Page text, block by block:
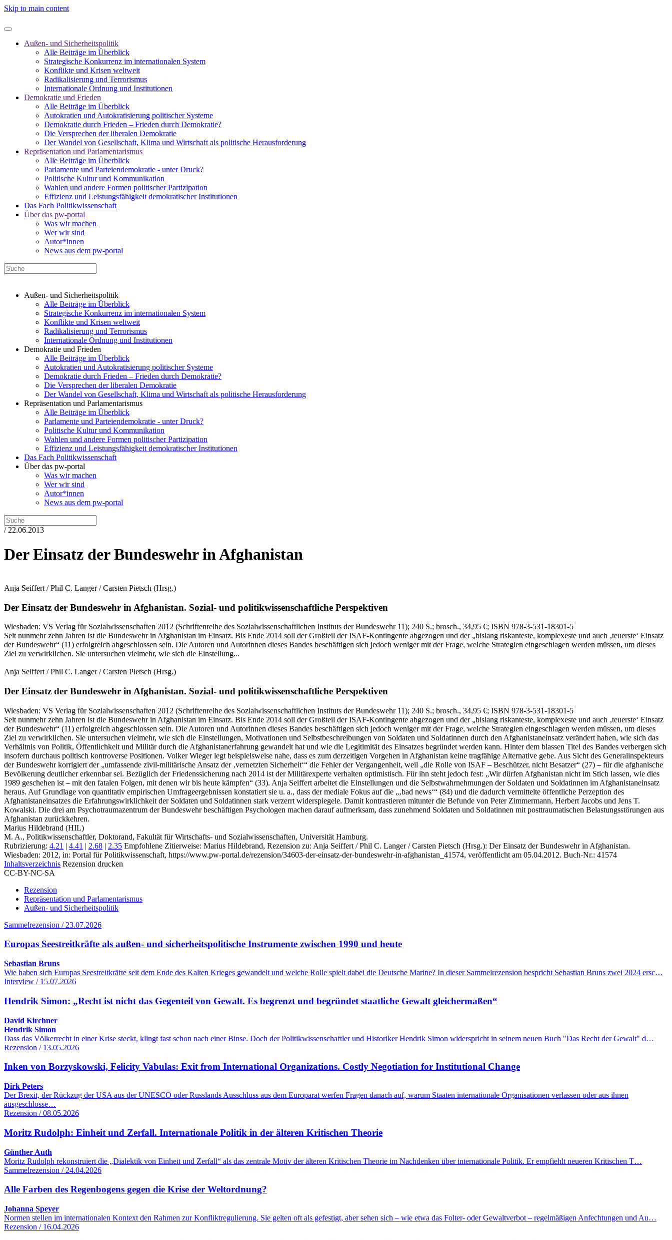
Skip to main content
Außen- und Sicherheitspolitik
Alle Beiträge im Überblick
Strategische Konkurrenz im internationalen System
Konflikte und Krisen weltweit
Radikalisierung und Terrorismus
Internationale Ordnung und Institutionen
Demokratie und Frieden
Alle Beiträge im Überblick
Autokratien und Autokratisierung politischer Systeme
Demokratie durch Frieden – Frieden durch Demokratie?
Die Versprechen der liberalen Demokratie
Der Wandel von Gesellschaft, Klima und Wirtschaft als politische Herausforderung
Repräsentation und Parlamentarismus
Alle Beiträge im Überblick
Parlamente und Parteiendemokratie - unter Druck?
Politische Kultur und Kommunikation
Wahlen und andere Formen politischer Partizipation
Effizienz und Leistungsfähigkeit demokratischer Institutionen
Das Fach Politikwissenschaft
Über das pw-portal
Was wir machen
Wer wir sind
Autor*innen
News aus dem pw-portal
Außen- und Sicherheitspolitik
Alle Beiträge im Überblick
Strategische Konkurrenz im internationalen System
Konflikte und Krisen weltweit
Radikalisierung und Terrorismus
Internationale Ordnung und Institutionen
Demokratie und Frieden
Alle Beiträge im Überblick
Autokratien und Autokratisierung politischer Systeme
Demokratie durch Frieden – Frieden durch Demokratie?
Die Versprechen der liberalen Demokratie
Der Wandel von Gesellschaft, Klima und Wirtschaft als politische Herausforderung
Repräsentation und Parlamentarismus
Alle Beiträge im Überblick
Parlamente und Parteiendemokratie - unter Druck?
Politische Kultur und Kommunikation
Wahlen und andere Formen politischer Partizipation
Effizienz und Leistungsfähigkeit demokratischer Institutionen
Das Fach Politikwissenschaft
Über das pw-portal
Was wir machen
Wer wir sind
Autor*innen
News aus dem pw-portal
/ 22.06.2013
Der Einsatz der Bundeswehr in Afghanistan
Anja Seiffert / Phil C. Langer / Carsten Pietsch (Hrsg.)
Der Einsatz der Bundeswehr in Afghanistan. Sozial- und politikwissenschaftliche Perspektiven
Wiesbaden: VS Verlag für Sozialwissenschaften 2012 (Schriftenreihe des Sozialwissenschaftlichen Instituts der Bundeswehr 11); 240 S.; brosch., 34,95 €; ISBN 978-3-531-18301-5
Seit nunmehr zehn Jahren ist die Bundeswehr in Afghanistan im Einsatz. Bis Ende 2014 soll der Großteil der ISAF-Kontingente abgezogen und der „bislang riskanteste, komplexeste und auch ‚teuerste‘ Einsatz
der Bundeswehr“ (11) erfolgreich abgeschlossen sein. Die Autoren und Autorinnen dieses Bandes beschäftigen sich jedoch weniger mit der Frage, welche Strategien eingeschlagen werden müssen, um dieses
Ziel zu verwirklichen. Sie untersuchen vielmehr, wie sich die Einstellung...
Anja Seiffert / Phil C. Langer / Carsten Pietsch (Hrsg.)
Der Einsatz der Bundeswehr in Afghanistan. Sozial- und politikwissenschaftliche Perspektiven
Wiesbaden: VS Verlag für Sozialwissenschaften 2012 (Schriftenreihe des Sozialwissenschaftlichen Instituts der Bundeswehr 11); 240 S.; brosch., 34,95 €; ISBN 978-3-531-18301-5
Seit nunmehr zehn Jahren ist die Bundeswehr in Afghanistan im Einsatz. Bis Ende 2014 soll der Großteil der ISAF-Kontingente abgezogen und der „bislang riskanteste, komplexeste und auch ‚teuerste‘ Einsatz
der Bundeswehr“ (11) erfolgreich abgeschlossen sein. Die Autoren und Autorinnen dieses Bandes beschäftigen sich jedoch weniger mit der Frage, welche Strategien eingeschlagen werden müssen, um dieses
Ziel zu verwirklichen. Sie untersuchen vielmehr, wie sich die Einstellungen, Motivationen und Selbstbeschreibungen von Soldaten und Soldatinnen durch den Afghanistaneinsatz verändert haben, wie sich das
Verhältnis von Politik, Öffentlichkeit und Militär durch die Afghanistanerfahrung gewandelt hat und wie die Legitimität des Einsatzes begründet werden kann. Hinter dem blassen Titel des Bandes verbergen sich
insofern durchaus politisch kontroverse Positionen. Volker Wieger legt beispielsweise nahe, dass es zum derzeitigen Vorgehen in Afghanistan keine tragfähige Alternative gebe. Aus Sicht des Generalinspekteurs
der Bundeswehr korrigiert der „umfassende zivil-militärische Ansatz der ‚vernetzten Sicherheit‘“ die Fehler der Vergangenheit, weil „die Rolle von ISAF – Beschützer, nicht Besatzer“ (27) – für die afghanische
Bevölkerung deutlicher erkennbar sei. Bezüglich der Friedenssicherung nach 2014 ist der Militärexperte verhalten optimistisch. Für ihn steht jedoch fest: „Wir dürfen Afghanistan nicht im Stich lassen, wie dies
1989 geschehen ist – mit den fatalen Folgen, mit denen wir bis heute kämpfen“ (33). Anja Seiffert arbeitet die Einstellungen und die Selbstwahrnehmungen der Soldaten und Soldatinnen im Afghanistaneinsatz
heraus. Auf Grundlage von quantitativ empirischen Umfrageergebnissen konstatiert sie u. a., dass der mediale Fokus auf die „‚bad news‘“ (84) und die dadurch vermittelte öffentliche Perzeption des
Afghanistaneinsatzes die Erfahrungswirklichkeit der Soldaten und Soldatinnen stark verzerrt widerspiegele. Damit kontrastieren mitunter die Befunde von Peter Zimmermann, Herbert Jacobs und Jens T.
Kowalski. Die drei am Psychotraumazentrum der Bundeswehr beschäftigen Psychologen machen darauf aufmerksam, dass zunehmend Soldaten und Soldatinnen mit posttraumatischen Belastungsstörungen aus
Afghanistan zurückkehren.
Marius Hildebrand (HIL)
M. A., Politikwissenschaftler, Doktorand, Fakultät für Wirtschafts- und Sozialwissenschaften, Universität Hamburg.
Rubrizierung: 4.21 | 4.41 | 2.68 | 2.35 Empfohlene Zitierweise: Marius Hildebrand, Rezension zu: Anja Seiffert / Phil C. Langer / Carsten Pietsch (Hrsg.): Der Einsatz der Bundeswehr in Afghanistan.
Wiesbaden: 2012, in: Portal für Politikwissenschaft, https://www.pw-portal.de/rezension/34603-der-einsatz-der-bundeswehr-in-afghanistan_41574, veröffentlicht am 05.04.2012. Buch-Nr.: 41574
Inhaltsverzeichnis Rezension drucken
CC-BY-NC-SA
Rezension
Repräsentation und Parlamentarismus
Außen- und Sicherheitspolitik
Sammelrezension / 23.07.2026
Europas Seestreitkräfte als außen- und sicherheitspolitische Instrumente zwischen 1990 und heute
Sebastian Bruns
Wie haben sich Europas Seestreitkräfte seit dem Ende des Kalten Krieges gewandelt und welche Rolle spielt dabei die Deutsche Marine? In dieser Sammelrezension bespricht Sebastian Bruns zwei 2024 ersc…
Interview / 15.07.2026
Hendrik Simon: „Recht ist nicht das Gegenteil von Gewalt. Es begrenzt und begründet staatliche Gewalt gleichermaßen“
David Kirchner
Hendrik Simon
Dass das Völkerrecht in einer Krise steckt, klingt fast schon nach einer Binse. Doch der Politikwissenschaftler und Historiker Hendrik Simon widerspricht in seinem neuen Buch "Das Recht der Gewalt" d…
Rezension / 13.05.2026
Inken von Borzyskowski, Felicity Vabulas: Exit from International Organizations. Costly Negotiation for Institutional Change
Dirk Peters
Der Brexit, der Rückzug der USA aus der UNESCO oder Russlands Ausschluss aus dem Europarat werfen Fragen danach auf, warum Staaten internationale Organisationen verlassen oder aus ihnen
ausgeschlosse…
Rezension / 08.05.2026
Moritz Rudolph: Einheit und Zerfall. Internationale Politik in der älteren Kritischen Theorie
Günther Auth
Moritz Rudolph rekonstruiert die „Dialektik von Einheit und Zerfall“ als das zentrale Motiv der älteren Kritischen Theorie im Nachdenken über internationale Politik. Er empfiehlt neueren Kritischen T…
Sammelrezension / 24.04.2026
Alle Farben des Regenbogens gegen die Krise der Weltordnung?
Johanna Speyer
Normen stellen im internationalen Kontext den Rahmen zur Konfliktregulierung. Sie gelten oft als gefestigt, aber sehen sich – wie etwa das Folter- oder Gewaltverbot – regelmäßigen Anfechtungen und Au…
Rezension / 16.04.2026